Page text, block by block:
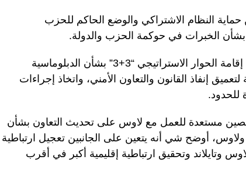
حماية النظام الاشتراكي والوضع الحاكم للحزب
بشأن الخبرات في حوكمة الحزب والدولة.
ودعا شي الجانبين إلى اتخاذ إقامة الحوار الاستراتيجي “3+3” بشأن الدبلوماسية
إنفاذ القانون والتعاون الأمني، واتخاذ إجراءات
للحدود.
مستعدة للعمل مع لاوس على تحديث التعاون بشأن
ولاوس، أوضح شي أنه يتعين على الجانبين تعجيل ارتباطية
وتايلاند وتحقيق ارتباطية إقليمية أكبر في أقرب